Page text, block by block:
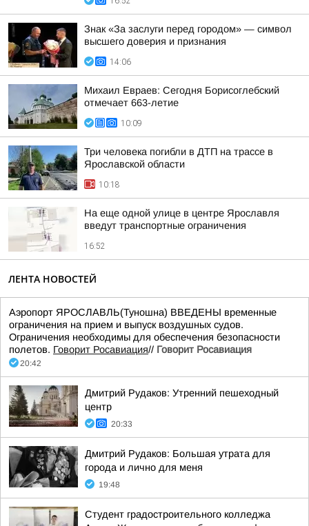
Знак «За заслуги перед городом» — символ
высшего доверия и признания
14:06
Михаил Евраев: Сегодня Борисоглебский
отмечает 663-летие
10:09
Три человека погибли в ДТП на трассе в
Ярославской области
10:18
На еще одной улице в центре Ярославля
введут транспортные ограничения
16:52
ЛЕНТА НОВОСТЕЙ
Аэропорт ЯРОСЛАВЛЬ(Туношна) ВВЕДЕНЫ временные
ограничения на прием и выпуск воздушных судов.
Ограничения необходимы для обеспечения безопасности
полетов. Говорит Росавиация// Говорит Росавиация
20:42
Дмитрий Рудаков: Утренний пешеходный
центр
20:33
Дмитрий Рудаков: Большая утрата для
города и лично для меня
19:48
Студент градостроительного колледжа